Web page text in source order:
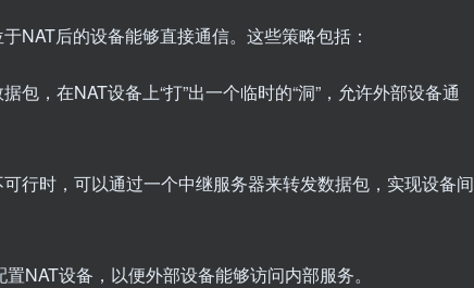
NAT后的设备能够直接通信。这些策略包括：
包，在NAT设备上“打”出一个临时的“洞”，允许外部设备通
可行时，可以通过一个中继服务器来转发数据包，实现设备间
NAT设备，以便外部设备能够访问内部服务。